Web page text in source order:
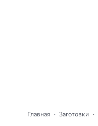
Главная Заготовки